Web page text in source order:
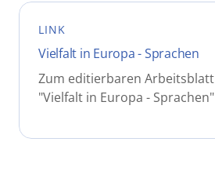
LINK
Vielfalt in Europa - Sprachen
Zum editierbaren Arbeitsblatt
"Vielfalt in Europa - Sprachen"